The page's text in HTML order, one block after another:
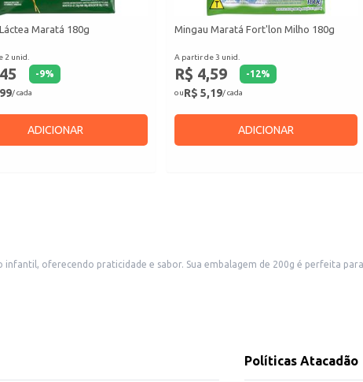
Maratá 180g
2 unid.
-9%
/ cada
ADICIONAR
Mingau Maratá Fort'lon Milho 180g
A partir de 3 unid.
R$ 4,59 -12%
ouR$ 5,19/ cada
ADICIONAR
oferecendo praticidade e sabor. Sua embalagem de 200g é perfeita
Políticas Atacadão